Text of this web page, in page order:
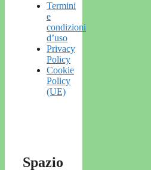
Termini
e
condizioni
d’uso
Privacy
Policy
Cookie
Policy
(UE)
Spazio